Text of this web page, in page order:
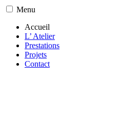
Menu
Accueil
L’ Atelier
Prestations
Projets
Contact